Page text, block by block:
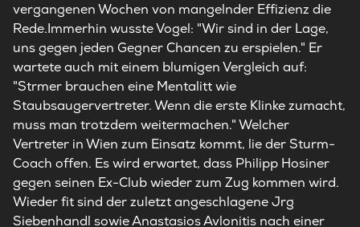
vergangenen Wochen von mangelnder Effizienz die
Rede.Immerhin wusste Vogel: "Wir sind in der Lage,
uns gegen jeden Gegner Chancen zu erspielen." Er
wartete auch mit einem blumigen Vergleich auf:
"Strmer brauchen eine Mentalitt wie
Staubsaugervertreter. Wenn die erste Klinke zumacht,
muss man trotzdem weitermachen." Welcher
Vertreter in Wien zum Einsatz kommt, lie der Sturm-
Coach offen. Es wird erwartet, dass Philipp Hosiner
gegen seinen Ex-Club wieder zum Zug kommen wird.
Wieder fit sind der zuletzt angeschlagene Jrg
Siebenhandl sowie Anastasios Avlonitis nach einer